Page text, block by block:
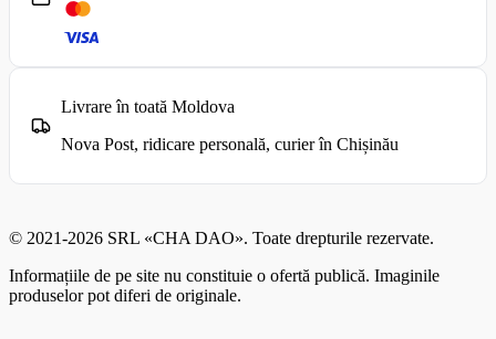
Livrare în toată Moldova
Nova Post, ridicare personală, curier în Chișinău
© 2021-2026 SRL «CHA DAO». Toate drepturile rezervate.
Informațiile de pe site nu constituie o ofertă publică. Imaginile
produselor pot diferi de originale.